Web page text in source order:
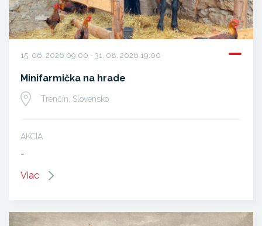
15. 06. 2026 09:00 - 31. 08. 2026 19:00
Minifarmička na hrade
Trenčín, Slovensko
AKCIA
…
Viac